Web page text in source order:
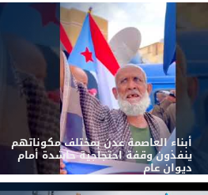
أبناء العاصمة عدن بمختلف مكوناتهم
ينفذون وقفة احتجاجية حاشدة أمام
ديوان عام